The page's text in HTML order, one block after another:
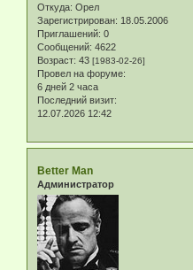
Откуда: Орел
Зарегистрирован: 18.05.2006
Приглашений: 0
Сообщений: 4622
Возраст: 43 [1983-02-26]
Провел на форуме:
6 дней 2 часа
Последний визит:
12.07.2026 12:42
Better Man
Администратор